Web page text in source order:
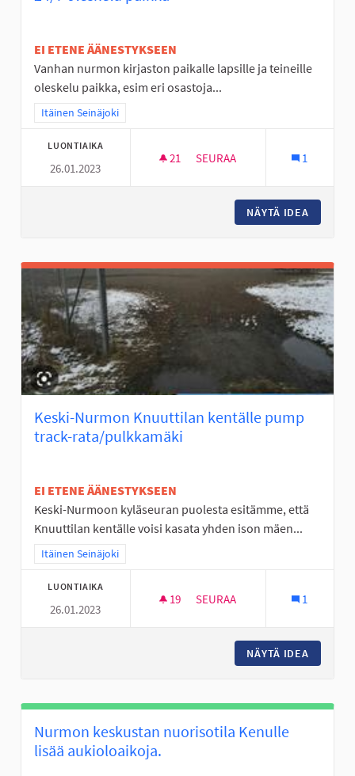
EI ETENE ÄÄNESTYKSEEN
Vanhan nurmon kirjaston paikalle lapsille ja teineille
oleskelu paikka, esim eri osastoja...
Rajaa tulokset teeman mukaan: Itäinen Seinäjoki
Itäinen Seinäjoki
LUONTIAIKA
26.01.2023
21 21 SEURAAJAA
SEURAA 1
NÄYTÄ IDEA
Keski-Nurmon Knuuttilan kentälle pump
track-rata/pulkkamäki
EI ETENE ÄÄNESTYKSEEN
Keski-Nurmoon kyläseuran puolesta esitämme, että
Knuuttilan kentälle voisi kasata yhden ison mäen...
Rajaa tulokset teeman mukaan: Itäinen Seinäjoki
Itäinen Seinäjoki
LUONTIAIKA
26.01.2023
19 19 SEURAAJAA
SEURAA 1
NÄYTÄ IDEA
Nurmon keskustan nuorisotila Kenulle
lisää aukioloaikoja.